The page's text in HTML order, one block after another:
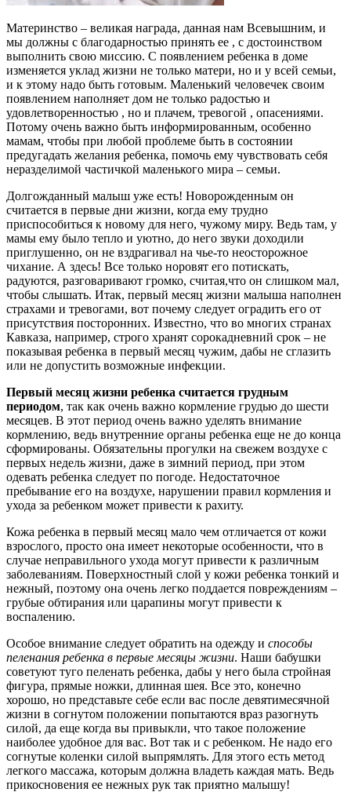
Материнство – великая награда, данная нам Всевышним, и
мы должны с благодарностью принять ее , с достоинством
выполнить свою миссию. С появлением ребенка в доме
изменяется уклад жизни не только матери, но и у всей семьи,
и к этому надо быть готовым. Маленький человечек своим
появлением наполняет дом не только радостью и
удовлетворенностью , но и плачем, тревогой , опасениями.
Потому очень важно быть информированным, особенно
мамам, чтобы при любой проблеме быть в состоянии
предугадать желания ребенка, помочь ему чувствовать себя
неразделимой частичкой маленького мира – семьи.
Долгожданный малыш уже есть! Новорожденным он
считается в первые дни жизни, когда ему трудно
приспособиться к новому для него, чужому миру. Ведь там, у
мамы ему было тепло и уютно, до него звуки доходили
приглушенно, он не вздрагивал на чье-то неосторожное
чихание. А здесь! Все только норовят его потискать,
радуются, разговаривают громко, считая,что он слишком мал,
чтобы слышать. Итак, первый месяц жизни малыша наполнен
страхами и тревогами, вот почему следует оградить его от
присутствия посторонних. Известно, что во многих странах
Кавказа, например, строго хранят сорокадневний срок – не
показывая ребенка в первый месяц чужим, дабы не сглазить
или не допустить возможные инфекции.
Первый месяц жизни ребенка считается грудным
периодом, так как очень важно кормление грудью до шести
месяцев. В этот период очень важно уделять внимание
кормлению, ведь внутренние органы ребенка еще не до конца
сформированы. Обязательны прогулки на свежем воздухе с
первых недель жизни, даже в зимний период, при этом
одевать ребенка следует по погоде. Недостаточное
пребывание его на воздухе, нарушении правил кормления и
ухода за ребенком может привести к рахиту.
Кожа ребенка в первый месяц мало чем отличается от кожи
взрослого, просто она имеет некоторые особенности, что в
случае неправильного ухода могут привести к различным
заболеваниям. Поверхностный слой у кожи ребенка тонкий и
нежный, поэтому она очень легко поддается повреждениям –
грубые обтирания или царапины могут привести к
воспалению.
Особое внимание следует обратить на одежду и способы
пеленания ребенка в первые месяцы жизни. Наши бабушки
советуют туго пеленать ребенка, дабы у него была стройная
фигура, прямые ножки, длинная шея. Все это, конечно
хорошо, но представьте себе если вас после девятимесячной
жизни в согнутом положении попытаются враз разогнуть
силой, да еще когда вы привыкли, что такое положение
наиболее удобное для вас. Вот так и с ребенком. Не надо его
согнутые коленки силой выпрямлять. Для этого есть метод
легкого массажа, которым должна владеть каждая мать. Ведь
прикосновения ее нежных рук так приятно малышу!